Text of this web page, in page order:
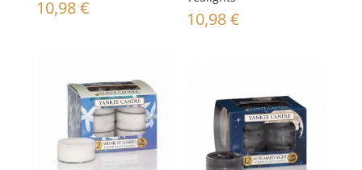
10,98€
10,98€